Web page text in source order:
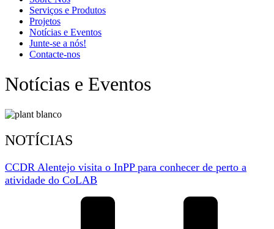
Serviços e Produtos
Projetos
Notícias e Eventos
Junte-se a nós!
Contacte-nos
Notícias e Eventos
NOTÍCIAS
CCDR Alentejo visita o InPP para conhecer de perto a
atividade do CoLAB